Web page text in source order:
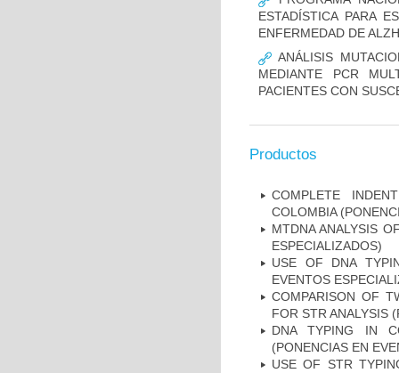
ESTADÍSTICA PARA
ENFERMEDAD DE
ANÁLISIS
MEDIANTE PCR
PACIENTES CON
Productos
COMPLETE
COLOMBIA
MTDNA ANALYSIS
ESPECIALIZADOS)
USE OF DNA
EVENTOS
COMPARISON OF
FOR STR ANALYSIS
DNA TYPING IN
(PONENCIAS EN
USE OF STR